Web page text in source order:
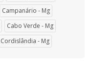
Campanário - Mg
Cabo Verde - Mg
Cordislândia - Mg